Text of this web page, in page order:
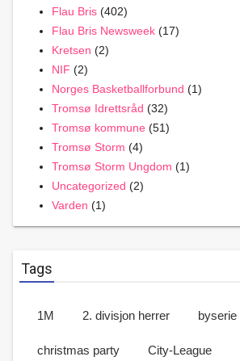
Flau Bris (402)
Flau Bris Newsweek (17)
Kretsen (2)
NIF (2)
Norges Basketballforbund (1)
Tromsø Idrettsråd (32)
Tromsø kommune (51)
Tromsø Storm (4)
Tromsø Storm Ungdom (1)
Uncategorized (2)
Varden (1)
Tags
1M 2. divisjon herrer byserie
christmas party City-League